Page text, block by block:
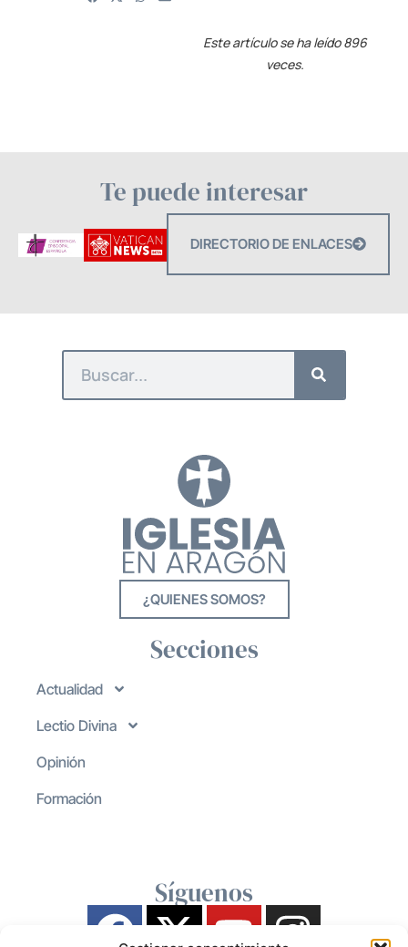
Este artículo se ha leído 896
veces.
Te puede interesar
DIRECTORIO DE ENLACES
¿QUIENES SOMOS?
Secciones
Actualidad
Lectio Divina
Opinión
Formación
Síguenos